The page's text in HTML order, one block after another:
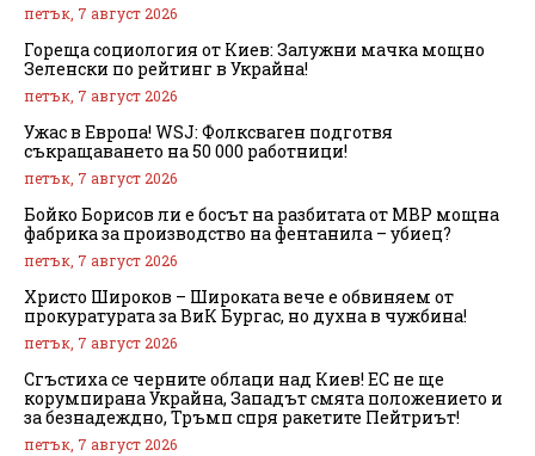
петък, 7 август 2026
Гореща социология от Киев: Залужни мачка мощно
Зеленски по рейтинг в Украйна!
петък, 7 август 2026
Ужас в Европа! WSJ: Фолксваген подготвя
съкращаването на 50 000 работници!
петък, 7 август 2026
Бойко Борисов ли е босът на разбитата от МВР мощна
фабрика за производство на фентанила – убиец?
петък, 7 август 2026
Христо Широков – Широката вече е обвиняем от
прокуратурата за ВиК Бургас, но духна в чужбина!
петък, 7 август 2026
Сгъстиха се черните облаци над Киев! ЕС не ще
корумпирана Украйна, Западът смята положението и
за безнадеждно, Тръмп спря ракетите Пейтриът!
петък, 7 август 2026